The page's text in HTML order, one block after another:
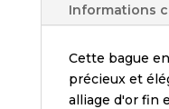
Informations
Cette bague
précieux et
alliage d'or fin